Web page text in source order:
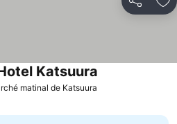
Partager
matinal de Katsuura
Katsuura